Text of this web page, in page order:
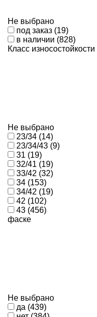
Не выбрано
под заказ (19)
в наличии (828)
Класс износостойкости
Не выбрано
23/34 (14)
23/34/43 (9)
31 (19)
32/41 (19)
33/42 (32)
34 (153)
34/42 (19)
42 (102)
43 (456)
фаске
Не выбрано
да (439)